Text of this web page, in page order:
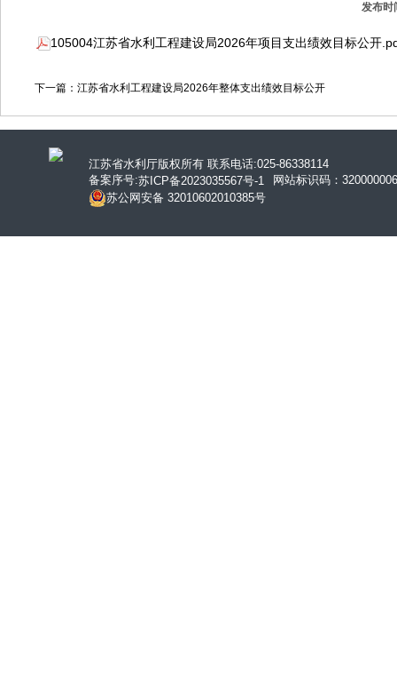
发布时
105004江苏省水利工程建设局2026年项目支出绩效目标公开
下一篇：江苏省水利工程建设局2026年整体支出绩效目标公开
江苏省水利厅版权所有 联系电话:025-86338114
备案序号:苏ICP备2023035567号-1
网站标识码：
苏公网安备 32010602010385号